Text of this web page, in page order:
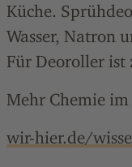
Küche.
Wasser, Natron
Für Deoroller ist
Mehr Chemie
wir-hier.de/